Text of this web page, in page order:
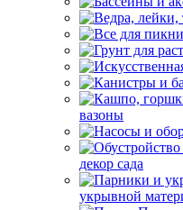
вазоны
декор сада
укрывной